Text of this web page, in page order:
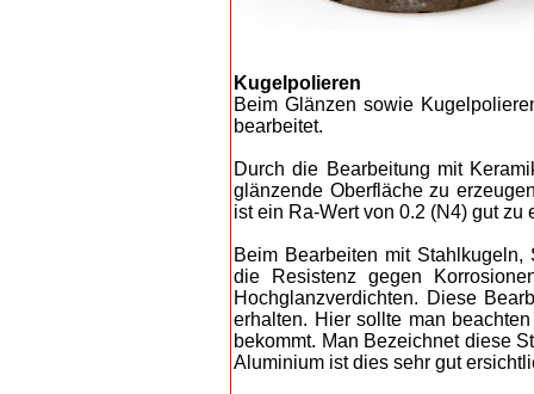
Kugelpolieren
Beim Glänzen sowie
bearbeitet.
Durch die Bearbeitung mit
glänzende Oberfläche zu
ist ein Ra-Wert von 0.2 (N4) gut zu
Beim Bearbeiten mit
die Resistenz gegen
Hochglanzverdichten. Diese
erhalten. Hier sollte man
bekommt. Man Bezeichnet diese
Aluminium ist dies sehr gut